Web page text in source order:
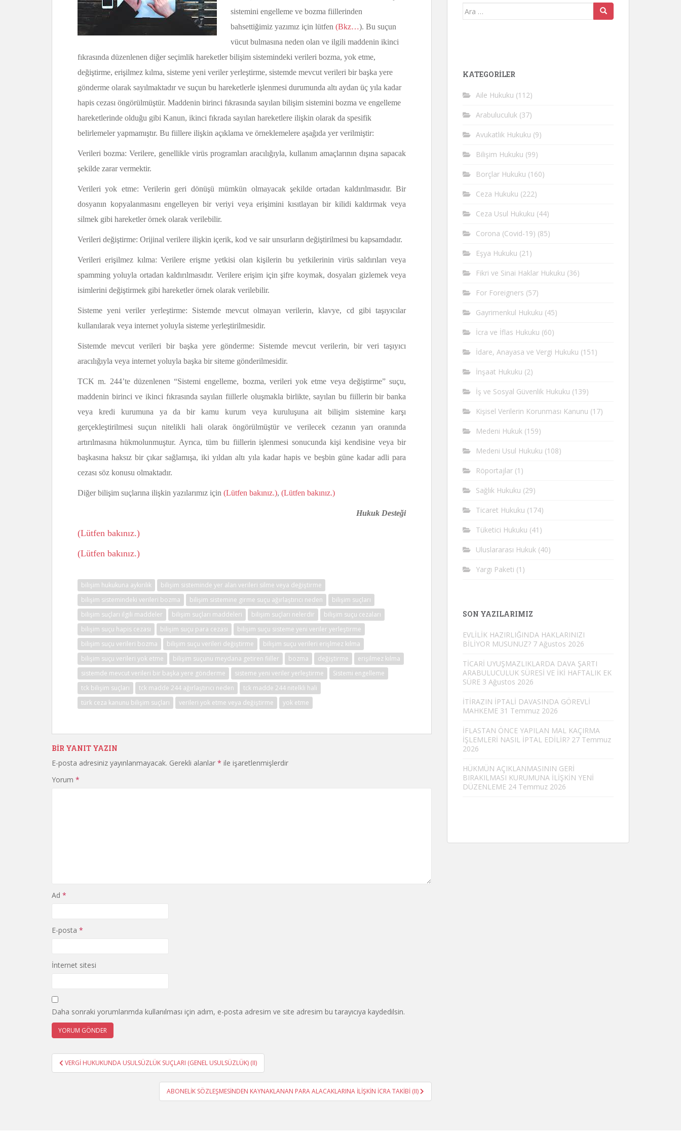
sistemini engelleme ve bozma fiillerinden
bahsettiğimiz yazımız için lütfen (Bkz…). Bu suçun
vücut bulmasına neden olan ve ilgili maddenin ikinci
fıkrasında düzenlenen diğer seçimlik hareketler bilişim sistemindeki verileri bozma, yok etme,
değiştirme, erişilmez kılma, sisteme yeni veriler yerleştirme, sistemde mevcut verileri bir başka yere
gönderme olarak sayılmaktadır ve suçun bu hareketlerle işlenmesi durumunda altı aydan üç yıla kadar
hapis cezası öngörülmüştür. Maddenin birinci fıkrasında sayılan bilişim sistemini bozma ve engelleme
hareketlerinde olduğu gibi Kanun, ikinci fıkrada sayılan hareketlere ilişkin olarak da spesifik
belirlemeler yapmamıştır. Bu fiillere ilişkin açıklama ve örneklemelere aşağıda yer verilmiştir:
Verileri bozma: Verilere, genellikle virüs programları aracılığıyla, kullanım amaçlarının dışına sapacak
şekilde zarar vermektir.
Verileri yok etme: Verilerin geri dönüşü mümkün olmayacak şekilde ortadan kaldırılmasıdır. Bir
dosyanın kopyalanmasını engelleyen bir veriyi veya erişimini kısıtlayan bir kilidi kaldırmak veya
silmek gibi hareketler örnek olarak verilebilir.
Verileri değiştirme: Orijinal verilere ilişkin içerik, kod ve sair unsurların değiştirilmesi bu kapsamdadır.
Verileri erişilmez kılma: Verilere erişme yetkisi olan kişilerin bu yetkilerinin virüs saldırıları veya
spamming yoluyla ortadan kaldırılmasıdır. Verilere erişim için şifre koymak, dosyaları gizlemek veya
isimlerini değiştirmek gibi hareketler örnek olarak verilebilir.
Sisteme yeni veriler yerleştirme: Sistemde mevcut olmayan verilerin, klavye, cd gibi taşıyıcılar
kullanılarak veya internet yoluyla sisteme yerleştirilmesidir.
Sistemde mevcut verileri bir başka yere gönderme: Sistemde mevcut verilerin, bir veri taşıyıcı
aracılığıyla veya internet yoluyla başka bir siteme gönderilmesidir.
TCK m. 244’te düzenlenen “Sistemi engelleme, bozma, verileri yok etme veya değiştirme” suçu,
maddenin birinci ve ikinci fıkrasında sayılan fiillerle oluşmakla birlikte, sayılan bu fiillerin bir banka
veya kredi kurumuna ya da bir kamu kurum veya kuruluşuna ait bilişim sistemine karşı
gerçekleştirilmesi suçun nitelikli hali olarak öngörülmüştür ve verilecek cezanın yarı oranında
artırılmasına hükmolunmuştur. Ayrıca, tüm bu fiillerin işlenmesi sonucunda kişi kendisine veya bir
başkasına haksız bir çıkar sağlamışa, iki yıldan altı yıla kadar hapis ve beşbin güne kadar adli para
cezası söz konusu olmaktadır.
Diğer bilişim suçlarına ilişkin yazılarımız için (Lütfen bakınız.), (Lütfen bakınız.)
Hukuk Desteği
(Lütfen bakınız.)
(Lütfen bakınız.)
bilişim hukukuna aykırılık
bilişim sisteminde yer alan verileri silme veya değiştirme
bilişim sistemindeki verileri bozma
bilişim sistemine girme suçu ağırlaştırıcı neden
bilişim suçları
bilişim suçları ilgili maddeler
bilişim suçları maddeleri bilişim suçları nelerdir
bilişim suçu cezaları
bilişim suçu hapis cezası
bilişim suçu para cezası
bilişim suçu sisteme yeni veriler yerleştirme
bilişim suçu verileri bozma
bilişim suçu verileri değiştirme
bilişim suçu verileri erişlmez kılma
bilişim suçu verileri yok etme
bilişim suçunu meydana getiren fiiller bozma değiştirme
erişilmez kılma
sistemde mevcut verileri bir başka yere gönderme
sisteme yeni veriler yerleştirme
Sistemi engelleme
tck bilişim suçları
tck madde 244 ağırlaştırıcı neden
tck madde 244 nitelkli hali
türk ceza kanunu bilişim suçları
verileri yok etme veya değiştirme yok etme
BIR YANIT YAZIN
E-posta adresiniz yayınlanmayacak. Gerekli alanlar * ile işaretlenmişlerdir
Yorum *
Ad *
E-posta *
İnternet sitesi
Daha sonraki yorumlarımda kullanılması için adım, e-posta adresim ve site adresim bu tarayıcıya kaydedilsin.
Yazı
gezinmesi
VERGİ HUKUKUNDA USULSÜZLÜK SUÇLARI (GENEL USULSÜZLÜK) (II)
ABONELİK SÖZLEŞMESİNDEN KAYNAKLANAN PARA ALACAKLARINA İLİŞKİN İCRA TAKİBİ (II)
Arama
KATEGORİLER
Aile Hukuku (112)
Arabuluculuk (37)
Avukatlık Hukuku (9)
Bilişim Hukuku (99)
Borçlar Hukuku (160)
Ceza Hukuku (222)
Ceza Usul Hukuku (44)
Corona (Covid-19) (85)
Eşya Hukuku (21)
Fikri ve Sinai Haklar Hukuku (36)
For Foreigners (57)
Gayrimenkul Hukuku (45)
İcra ve İflas Hukuku (60)
İdare, Anayasa ve Vergi Hukuku (151)
İnşaat Hukuku (2)
İş ve Sosyal Güvenlik Hukuku (139)
Kişisel Verilerin Korunması Kanunu (17)
Medeni Hukuk (159)
Medeni Usul Hukuku (108)
Röportajlar (1)
Sağlık Hukuku (29)
Ticaret Hukuku (174)
Tüketici Hukuku (41)
Uluslararası Hukuk (40)
Yargı Paketi (1)
SON YAZILARIMIZ
EVLİLİK HAZIRLIĞINDA HAKLARINIZI
BİLİYOR MUSUNUZ? 7 Ağustos 2026
TİCARİ UYUŞMAZLIKLARDA DAVA ŞARTI
ARABULUCULUK SÜRESİ VE İKİ HAFTALIK EK
SÜRE 3 Ağustos 2026
İTİRAZIN İPTALİ DAVASINDA GÖREVLİ
MAHKEME 31 Temmuz 2026
İFLASTAN ÖNCE YAPILAN MAL KAÇIRMA
İŞLEMLERİ NASIL İPTAL EDİLİR? 27 Temmuz
2026
HÜKMÜN AÇIKLANMASININ GERİ
BIRAKILMASI KURUMUNA İLİŞKİN YENİ
DÜZENLEME 24 Temmuz 2026